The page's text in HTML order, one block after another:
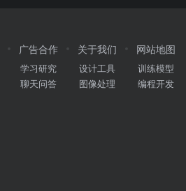
广告合作
学习研究
聊天问答
关于我们
设计工具
图像处理
网站地图
训练模型
编程开发